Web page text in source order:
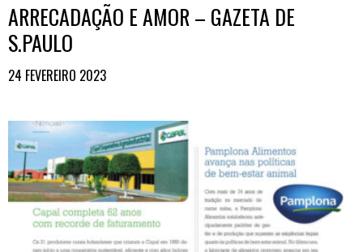
ARRECADAÇÃO E AMOR – GAZETA DE
S.PAULO
24 FEVEREIRO 2023